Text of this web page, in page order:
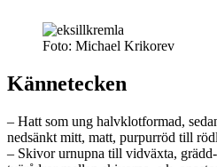
Foto: Michael Krikorev
Kännetecken
– Hatt som ung halvklotformad,
nedsänkt mitt, matt, purpurröd till
– Skivor urnupna till vidväxta,